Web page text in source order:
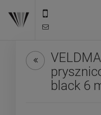
black 6